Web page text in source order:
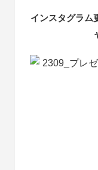
インスタグラム